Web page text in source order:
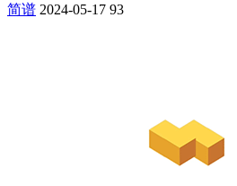
简谱 2024-05-17 93